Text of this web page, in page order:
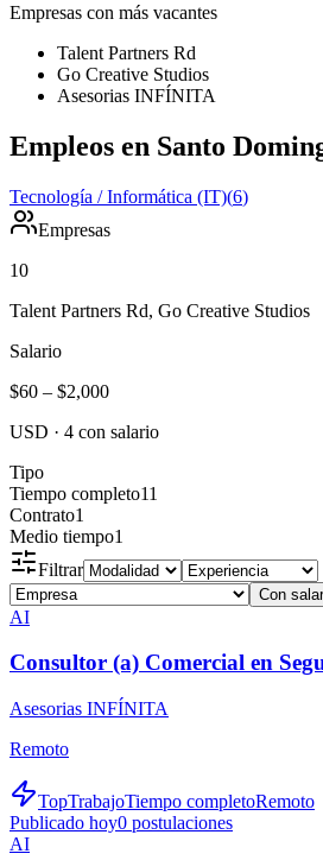
Empresas con más vacantes
Talent Partners Rd
Go Creative Studios
Asesorias INFÍNITA
Empleos en Santo
Tecnología / Informática (IT)(6)
Empresas
10
Talent Partners Rd, Go Creative Studios
Salario
$60 – $2,000
USD · 4 con salario
Tipo
Tiempo completo11
Contrato1
Medio tiempo1
Filtrar
Con
AI
Consultor (a) Comercial en
Asesorias INFÍNITA
Remoto
TopTrabajoTiempo completoRemoto
Publicado hoy0 postulaciones
AI